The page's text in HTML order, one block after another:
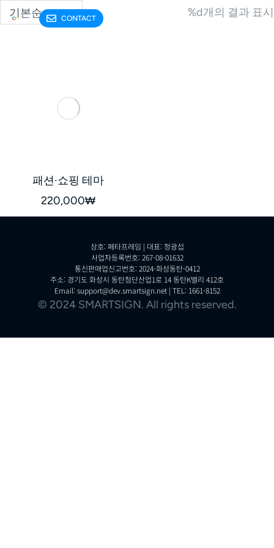
CONTACT %d개의 결과 표시
패션·쇼핑 테마
220,000₩
상호: 페타프레임 | 대표: 정광섭
사업자등록번호: 267-08-01632
통신판매업신고번호: 2024-화성동탄-0412
주소: 경기도 화성시 동탄첨단산업1로 14 동탄K밸리 412호
Email: support@dev.smartsign.net | TEL: 1661-8152
© 2024 SMARTSIGN. All rights reserved.